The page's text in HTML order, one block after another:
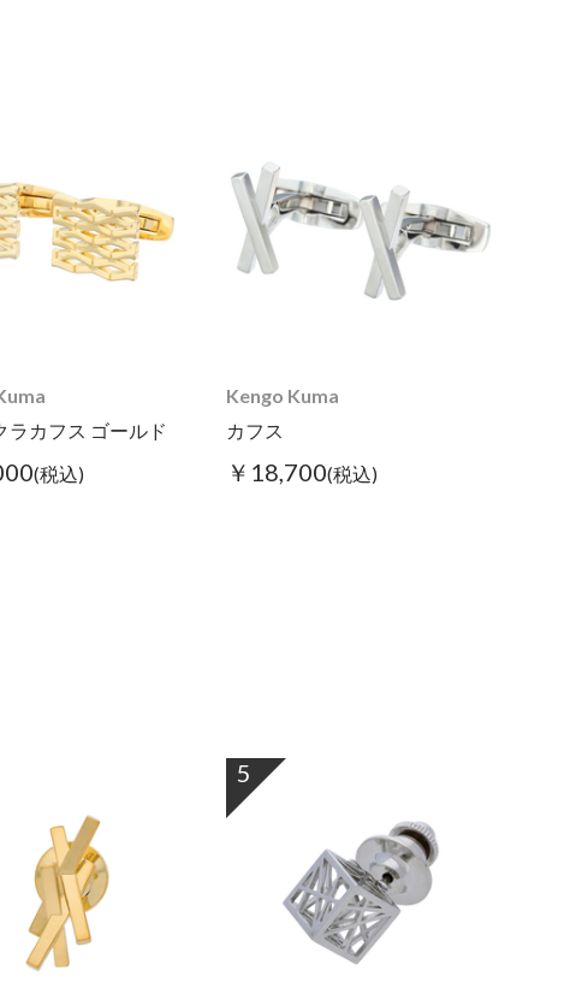
ラカフス ゴールド
(税込)
Kengo Kuma
カフス
￥18,700(税込)
5